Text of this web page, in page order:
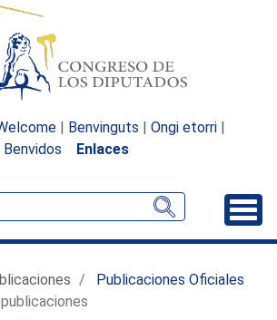
| Benvinguts | Ongi etorri |
Benvidos
Enlaces
Publicaciones Oficiales